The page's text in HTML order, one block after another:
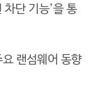
단 기능’을 통
랜섬웨어 동향